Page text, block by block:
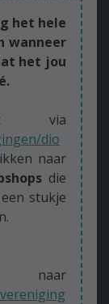
het hele
wanneer
het jou
via
dio
naar
die
stukje